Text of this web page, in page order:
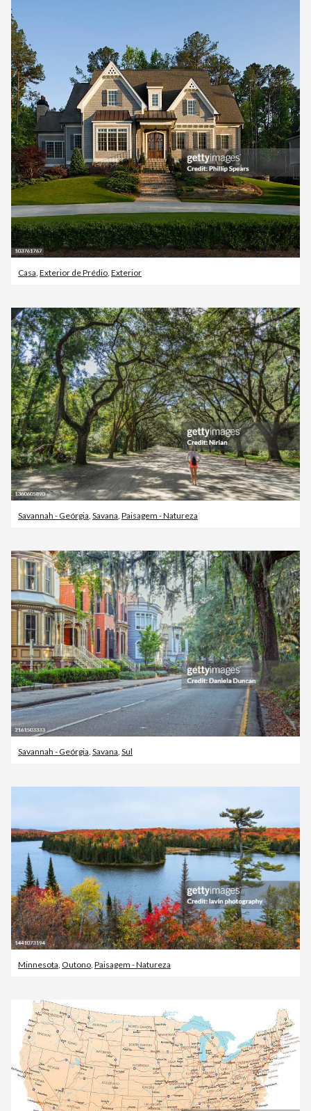
Casa Exterior de Prédio Exterior
Savannah - Geórgia, Savana, Paisagem - Natureza
Savannah - Geórgia, Savana, Sul
Minnesota Outono Paisagem - Natureza